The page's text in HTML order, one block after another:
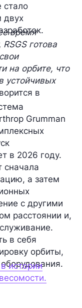
стало
двух
время
готова
на орбите, что
устойчивых
в
Grumman
в 2026 году.
сначала
а затем
с другими
расстоянии и,
в себя
орбиты,
истории